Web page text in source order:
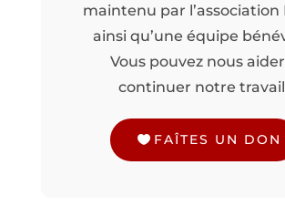
maintenu par l’association
ainsi qu’une équipe
Vous pouvez nous
continuer notre
FAÎTES UN DON